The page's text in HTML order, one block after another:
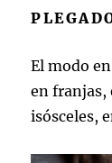
El modo
en
isósceles,